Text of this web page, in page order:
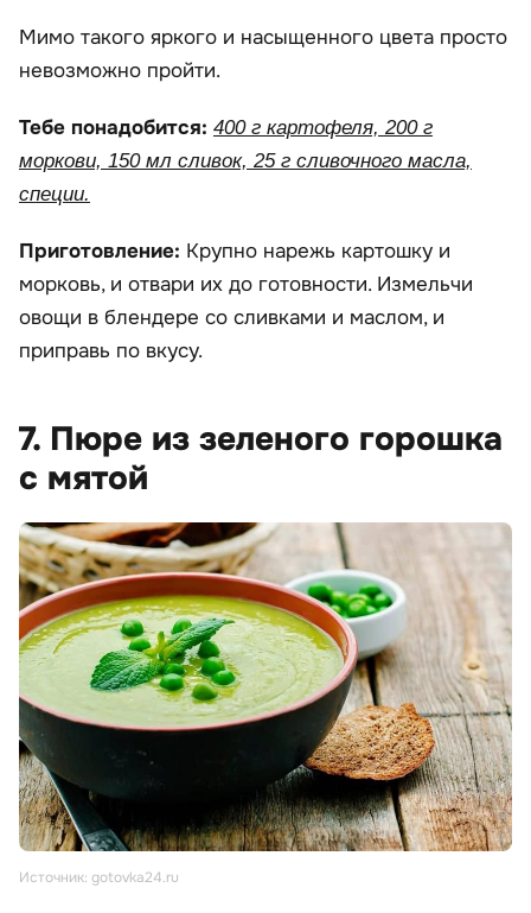
Мимо такого яркого и насыщенного цвета просто
невозможно пройти.
Тебе понадобится: 400 г картофеля, 200 г
моркови, 150 мл сливок, 25 г сливочного масла,
специи.
Приготовление: Крупно нарежь картошку и
морковь, и отвари их до готовности. Измельчи
овощи в блендере со сливками и маслом, и
приправь по вкусу.
7. Пюре из зеленого горошка
с мятой
Источник: gotovka24.ru